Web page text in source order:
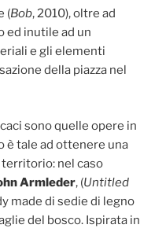
(Bob, 2010), oltre ad
ed inutile ad un
e gli elementi
della piazza nel
sono quelle opere in
è tale ad ottenere una
nel caso
Armleder, (Untitled
made di sedie di legno
del bosco. Ispirata in